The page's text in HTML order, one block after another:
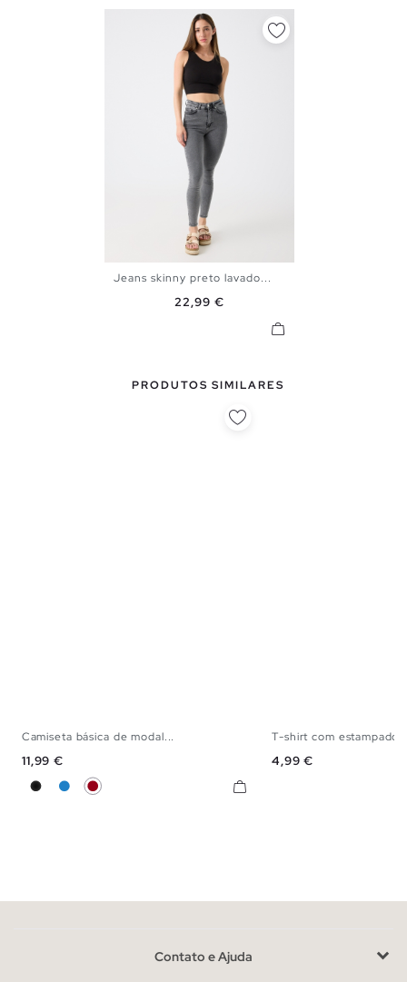
Jeans skinny preto lavado...
Preço
22,99 €
PRODUTOS SIMILARES
Camiseta básica de modal...
Preço
11,99 €
PretoAzul Eléctrico
Carmim
S
T-shirt com estampado
Preço
4,99 €
Contato e Ajuda